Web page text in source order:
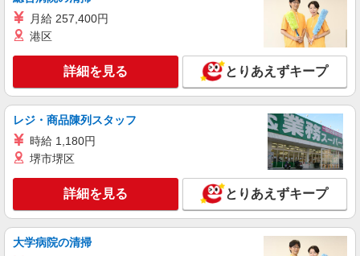
月給 257,400円
港区
詳細を見る とりあえずキープ
レジ・商品陳列スタッフ
時給 1,180円
堺市堺区
詳細を見る とりあえずキープ
大学病院の清掃